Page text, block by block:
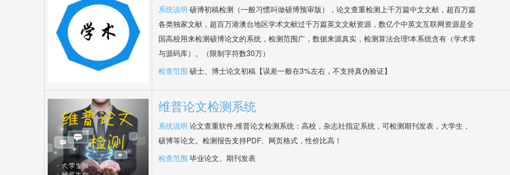
系统说明 硕博初稿检测（一般习惯叫做硕博预审版），论文查重检测上千万篇中文文献，超百万篇
各类独家文献，超百万港澳台地区学术文献过千万篇英文文献资源，数亿个中英文互联网资源是全
国高校用来检测硕博论文的系统，检测范围广，数据来源真实，检测算法合理!本系统含有（学术库
与源码库）。（限制字符数30万）
检查范围 硕士、博士论文初稿【误差一般在3%左右，不支持真伪验证】
维普论文检测系统
系统说明 论文查重软件,维普论文检测系统：高校，杂志社指定系统，可检测期刊发表，大学生，
硕博等论文。检测报告支持PDF、网页格式，性价比高！
检查范围 毕业论文、期刊发表